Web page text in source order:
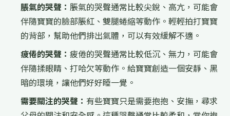
脹氣的哭聲： 脹氣的哭聲通常比較尖銳、高亢，可能會
伴隨寶寶的臉部脹紅、雙腿蜷縮等動作。輕輕拍打寶寶
的背部，幫助他們排出氣體，可以有效緩解不適。
疲倦的哭聲： 疲倦的哭聲通常比較低沉、無力，可能會
伴隨揉眼睛、打哈欠等動作。給寶寶創造一個安靜、黑
暗的環境，讓他們好好睡一覺。
需要關注的哭聲： 有些寶寶只是需要抱抱、安撫，尋求